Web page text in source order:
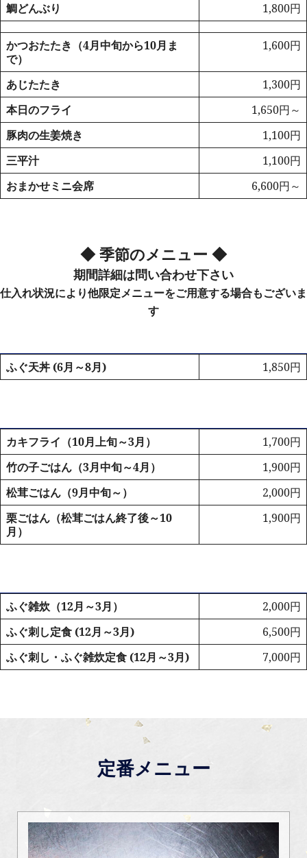
鯛どんぶり
1,800円
かつおたたき（4月中旬から10月ま
で）
1,600円
あじたたき
1,300円
本日のフライ
1,650円～
豚肉の生姜焼き
1,100円
三平汁
1,100円
おまかせミニ会席
6,600円～
◆ 季節のメニュー ◆
期間詳細は問い合わせ下さい
仕入れ状況により他限定メニューをご用意する場合もございま
す
ふぐ天丼 (6月～8月) 1,850円
カキフライ（10月上旬～3月）
1,700円
竹の子ごはん（3月中旬～4月）
1,900円
松茸ごはん（9月中旬～）
2,000円
栗ごはん（松茸ごはん終了後～10
月）
1,900円
ふぐ雑炊（12月～3月）
2,000円
ふぐ刺し定食 (12月～3月)
6,500円
ふぐ刺し・ふぐ雑炊定食 (12月～3月)
7,000円
定番メニュー